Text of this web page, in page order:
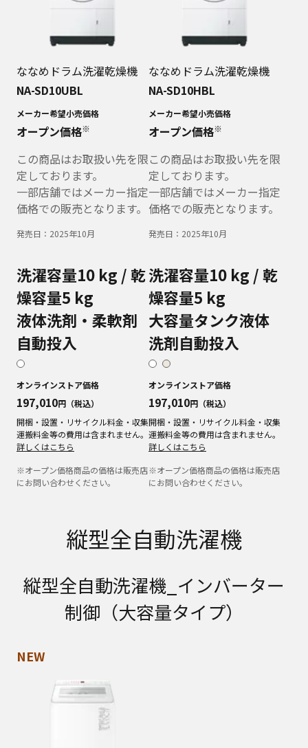
ななめドラム洗濯乾燥機
NA-SD10UBL
メーカー希望小売価格
オープン価格※
この商品はお取扱い先を限
定しております。
一部店舗ではメーカー指定
価格での販売となります。
発売日： 2025年10月
洗濯容量10 kg / 乾
燥容量5 kg
液体洗剤・柔軟剤
自動投入
オンラインストア価格
197,010円（税込）
開梱・設置・リサイクル料金・収集
運搬料金等の費用は含まれません。
詳しくはこちら
※オープン価格商品の価格は販売店
にお問い合わせください。
ななめドラム洗濯乾燥機
NA-SD10HBL
メーカー希望小売価格
オープン価格※
この商品はお取扱い先を限
定しております。
一部店舗ではメーカー指定
価格での販売となります。
発売日： 2025年10月
洗濯容量10 kg / 乾
燥容量5 kg
大容量タンク液体
洗剤自動投入
オンラインストア価格
197,010円（税込）
開梱・設置・リサイクル料金・収集
運搬料金等の費用は含まれません。
詳しくはこちら
※オープン価格商品の価格は販売店
にお問い合わせください。
縦型全自動洗濯機
縦型全自動洗濯機_インバーター
制御（大容量タイプ）
NEW